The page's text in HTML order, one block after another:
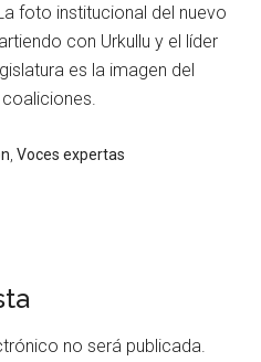
foto institucional del nuevo
con Urkullu y el líder
es la imagen del
,Voces expertas
no será publicada.